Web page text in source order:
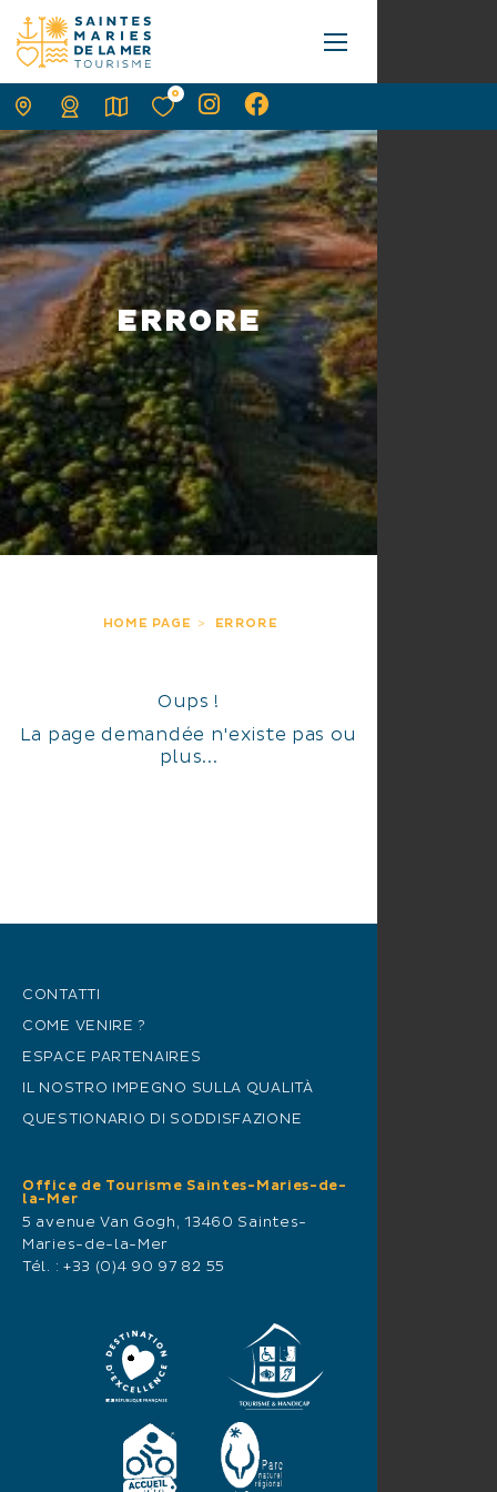
ERRORE
HOME PAGE ERRORE
Oups !
La page demandée n'existe pas ou
plus...
0
CONTATTI
COME VENIRE ?
ESPACE PARTENAIRES
IL NOSTRO IMPEGNO SULLA QUALITÀ
QUESTIONARIO DI SODDISFAZIONE
Office de Tourisme Saintes-Maries-de-
la-Mer
5 avenue Van Gogh, 13460 Saintes-
Maries-de-la-Mer
Tél. : +33 (0)4 90 97 82 55